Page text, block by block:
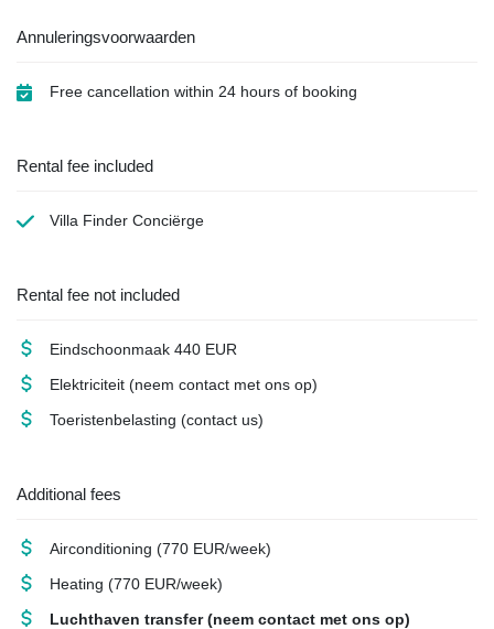
Annuleringsvoorwaarden
Free cancellation within 24 hours of booking
Rental fee included
Villa Finder Conciërge
Rental fee not included
Eindschoonmaak 440 EUR
Elektriciteit (neem contact met ons op)
Toeristenbelasting (contact us)
Additional fees
Airconditioning (770 EUR/week)
Heating (770 EUR/week)
Luchthaven transfer (neem contact met ons op)